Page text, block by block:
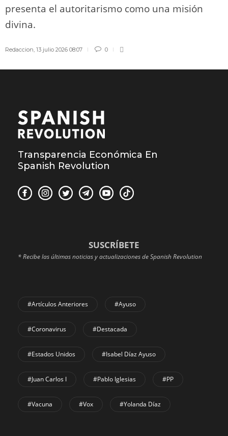
presenta el autoritarismo como una misión
divina.
Redaccion 13 julio 2026 08:07 0
Transparencia Económica En
Spanish Revolution
SUSCRÍBETE
* Recibe las últimas noticias y actualizaciones de Spanish Revolution
#Artículos Anteriores #Ayuso
#coronavirus #Destacada
#Estados Unidos #Isabel Díaz Ayuso
#Juan Carlos I #Pablo Iglesias #PP
#Vacuna #Vox #Yolanda Díaz